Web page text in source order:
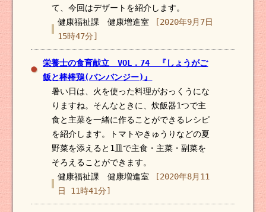
て、今回はデザートを紹介します。
健康福祉課 健康増進室
[2020年9月7日
15時47分]
栄養士の食育献立 VOL．74 『しょうがご
飯と棒棒鶏(バンバンジー)』
暑い日は、火を使った料理がおっくうにな
りますね。そんなときに、炊飯器1つで主
食と主菜を一緒に作ることができるレシピ
を紹介します。トマトやきゅうりなどの夏
野菜を添えると1皿で主食・主菜・副菜を
そろえることができます。
健康福祉課 健康増進室
[2020年8月11
日 11時41分]